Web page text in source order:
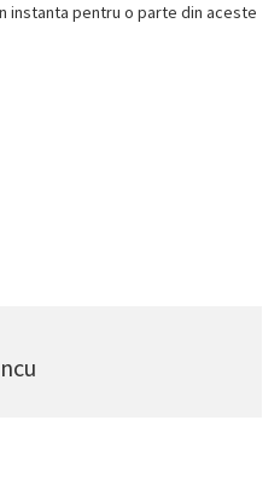
instanta pentru o parte din aceste